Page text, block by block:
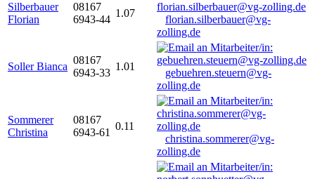
Silberbauer
Florian
08167
6943-44
1.07
florian.silberbauer@vg-
zolling.de
Soller Bianca
08167
6943-33
1.01
gebuehren.steuern@vg-
zolling.de
Sommerer
Christina
08167
6943-61
0.11
christina.sommerer@vg-
zolling.de